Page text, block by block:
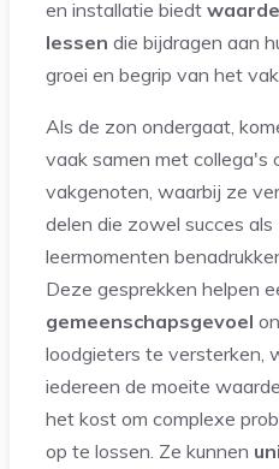
en installatie biedt
lessen die bijdragen aan
groei en begrip van het vak.
Als de zon ondergaat,
vaak samen met collega's
vakgenoten, waarbij ze
delen die zowel succes als
leermomenten
Deze gesprekken helpen
gemeenschapsgevoel
loodgieters te versterken,
iedereen de moeite
het kost om complexe
op te lossen. Ze kunnen